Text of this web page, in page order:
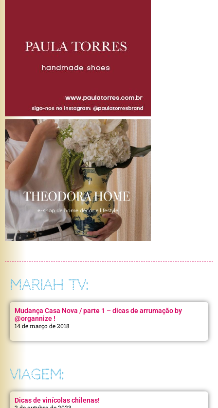
MARIAH TV:
Mudança Casa Nova / parte 1 – dicas de arrumação by
@organnize !
14 de março de 2018
VIAGEM:
Dicas de vinícolas chilenas!